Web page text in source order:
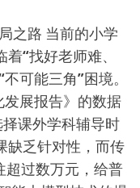
之路 当前的小学
“找好老师难、
可能三角”困境。
发展报告》的数据
课外学科辅导时
缺乏针对性，而传
超过数万元，给普